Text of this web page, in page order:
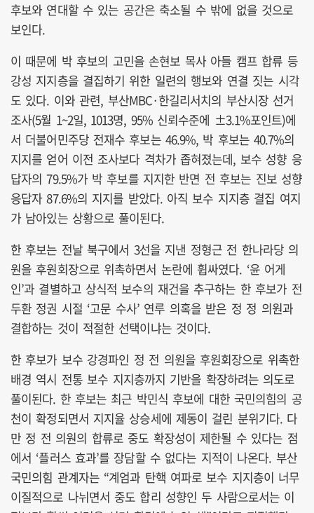
후보와 연대할 수 있는 공간은 축소될 수 밖에 없을 것으로
보인다.
이 때문에 박 후보의 고민을 손현보 목사 아들 캠프 합류 등
강성 지지층을 결집하기 위한 일련의 행보와 연결 짓는 시각
도 있다. 이와 관련, 부산MBC·한길리서치의 부산시장 선거
조사(5월 1~2일, 1013명, 95% 신뢰수준에 ±3.1%포인트)에
서 더불어민주당 전재수 후보는 46.9%, 박 후보는 40.7%의
지지를 얻어 이전 조사보다 격차가 좁혀졌는데, 보수 성향 응
답자의 79.5%가 박 후보를 지지한 반면 전 후보는 진보 성향
응답자 87.6%의 지지를 받았다. 아직 보수 지지층 결집 여지
가 남아있는 상황으로 풀이된다.
한 후보는 전날 북구에서 3선을 지낸 정형근 전 한나라당 의
원을 후원회장으로 위촉하면서 논란에 휩싸였다. ‘윤 어게
인’과 결별하고 상식적 보수의 재건을 추구하는 한 후보가 전
두환 정권 시절 ‘고문 수사’ 연루 의혹을 받은 정 정 의원과
결합하는 것이 적절한 선택이냐는 것이다.
한 후보가 보수 강경파인 정 전 의원을 후원회장으로 위촉한
배경 역시 전통 보수 지지층까지 기반을 확장하려는 의도로
풀이된다. 한 후보는 최근 박민식 후보에 대한 국민의힘의 공
천이 확정되면서 지지율 상승세에 제동이 걸린 분위기다. 다
만 정 전 의원의 합류로 중도 확장성이 제한될 수 있다는 점
에서 ‘플러스 효과’를 장담할 수 없다는 지적이 나온다. 부산
국민의힘 관계자는 “계엄과 탄핵 여파로 보수 지지층이 너무
이질적으로 나뉘면서 중도 합리 성향인 두 사람으로서는 이